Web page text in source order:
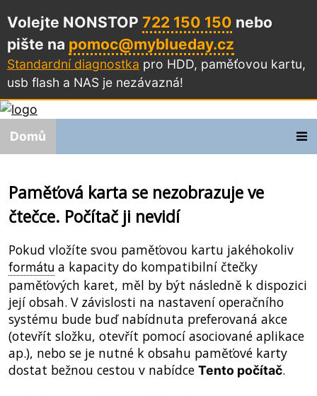
Volejte NONSTOP 722 150 150 nebo
pište na pomoc@myblueday.cz
Standardní diagnostka pro HDD, paměťovou kartu,
usb flash a NAS je nezávazná!
Domů
Paměťová karta se nezobrazuje ve
čtečce. Počítač ji nevidí
Pokud vložíte svou paměťovou kartu jakéhokoliv
formátu a kapacity do kompatibilní čtečky
paměťových karet, měl by být následně k dispozici
její obsah. V závislosti na nastavení operačního
systému bude buď nabídnuta preferovaná akce
(otevřít složku, otevřít pomocí asociované aplikace
ap.), nebo se je nutné k obsahu paměťové karty
dostat bežnou cestou v nabídce Tento počítač.